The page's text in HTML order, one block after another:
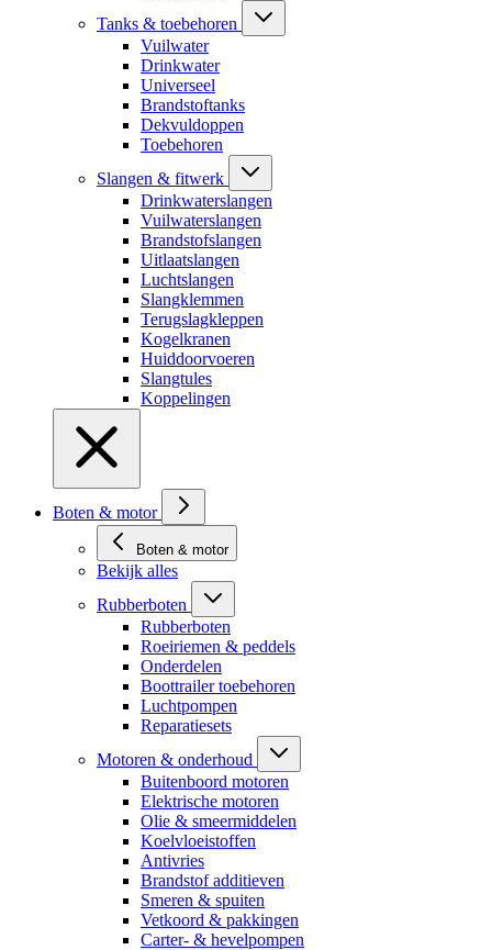
Tanks & toebehoren
Vuilwater
Drinkwater
Universeel
Brandstoftanks
Dekvuldoppen
Toebehoren
Slangen & fitwerk
Drinkwaterslangen
Vuilwaterslangen
Brandstofslangen
Uitlaatslangen
Luchtslangen
Slangklemmen
Terugslagkleppen
Kogelkranen
Huiddoorvoeren
Slangtules
Koppelingen
Boten & motor
Boten & motor
Bekijk alles
Rubberboten
Rubberboten
Roeiriemen & peddels
Onderdelen
Boottrailer toebehoren
Luchtpompen
Reparatiesets
Motoren & onderhoud
Buitenboord motoren
Elektrische motoren
Olie & smeermiddelen
Koelvloeistoffen
Antivries
Brandstof additieven
Smeren & spuiten
Vetkoord & pakkingen
Carter- & hevelpompen